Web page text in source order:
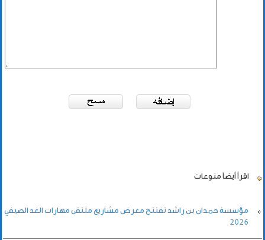
اقرأ أيضاً منوعات
مؤسسة حمدان بن راشد تفتتح معرض مشاريع ملتقى مهارات الغد الصيفي
2026